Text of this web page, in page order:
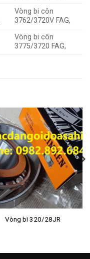
Vòng bi côn
3762/3720V FAG,
Vòng bi côn
3775/3720 FAG,
Vòng bi 320/28JR